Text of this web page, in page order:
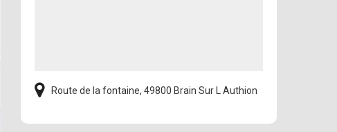
Route de la fontaine, 49800 Brain Sur L Authion